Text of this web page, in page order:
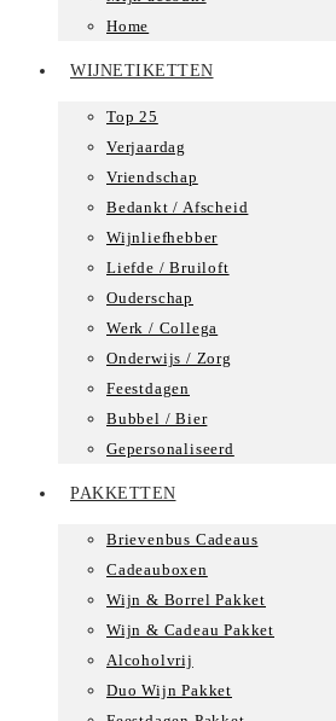
Home
WIJNETIKETTEN
Top 25
Verjaardag
Vriendschap
Bedankt / Afscheid
Wijnliefhebber
Liefde / Bruiloft
Ouderschap
Werk / Collega
Onderwijs / Zorg
Feestdagen
Bubbel / Bier
Gepersonaliseerd
PAKKETTEN
Brievenbus Cadeaus
Cadeauboxen
Wijn & Borrel Pakket
Wijn & Cadeau Pakket
Alcoholvrij
Duo Wijn Pakket